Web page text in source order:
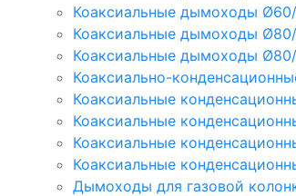
Коаксиальные дымоходы
Коаксиальные дымоходы Ø80/
Коаксиальные дымоходы
Коаксиально-
Коаксиальные
Коаксиальные
Коаксиальные
Коаксиальные
Дымоходы для газовой